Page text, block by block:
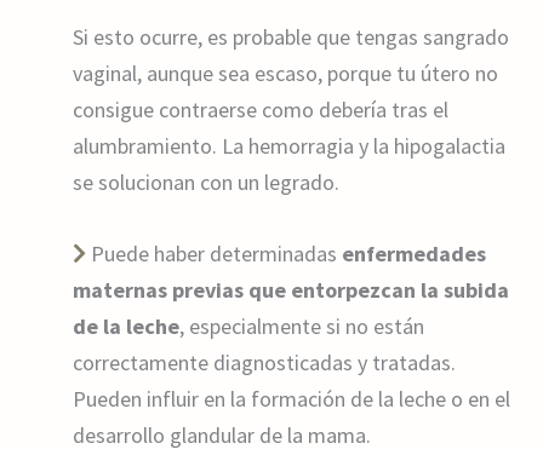
Si esto ocurre, es probable que tengas sangrado
vaginal, aunque sea escaso, porque tu útero no
consigue contraerse como debería tras el
alumbramiento. La hemorragia y la hipogalactia
se solucionan con un legrado.
Puede haber determinadas enfermedades
maternas previas que entorpezcan la subida
de la leche, especialmente si no están
correctamente diagnosticadas y tratadas.
Pueden influir en la formación de la leche o en el
desarrollo glandular de la mama.